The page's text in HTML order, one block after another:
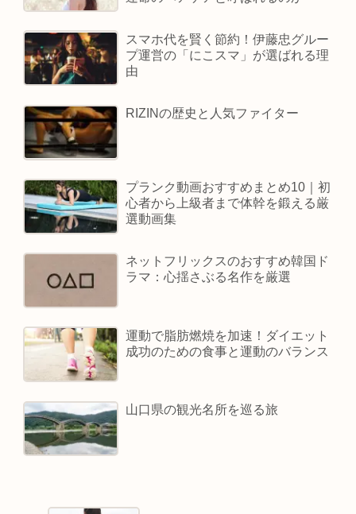
スマホ代を賢く節約！伊藤忠グルー
プ運営の「にこスマ」が選ばれる理
由
RIZINの歴史と人気ファイター
プランク動画おすすめまとめ10｜初
心者から上級者まで体幹を鍛える厳
選動画集
ネットフリックスのおすすめ韓国ド
ラマ：心揺さぶる名作を厳選
運動で脂肪燃焼を加速！ダイエット
成功のための食事と運動のバランス
山口県の観光名所を巡る旅